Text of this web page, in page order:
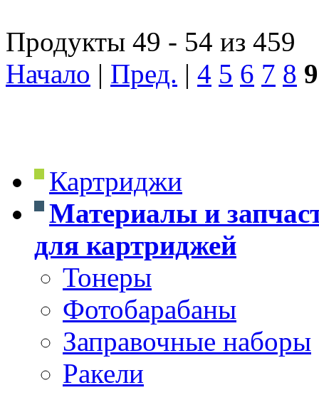
Продукты 49 - 54 из 459
Начало | Пред. | 4 5 6 7 8 9
Картриджи
Материалы и
для картриджей
Тонеры
Фотобарабаны
Заправочные наборы
Ракели